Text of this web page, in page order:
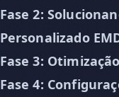
Fase 2:
Personalizado
Fase 3:
Fase 4: